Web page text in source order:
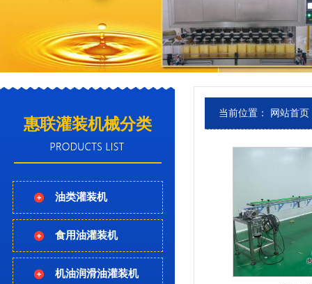
惠联灌装机械分类
油类灌装机
食用油灌装机
机油润滑油灌装机
当前位置： 网站首页